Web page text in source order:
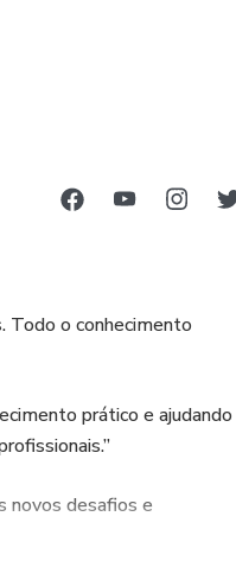
Todo o conhecimento
prático e ajudando
novos desafios e